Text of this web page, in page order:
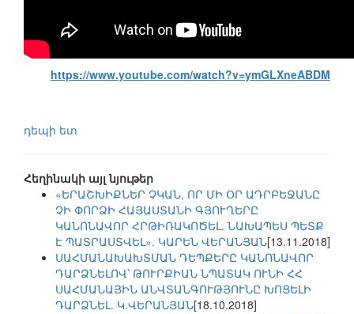
https://www.youtube.com/watch?v=ymGLXneABDM
դեպի ետ
Հեղինակի այլ նյութեր
«ԵՐԱՇԽԻՔՆԵՐ ՉԿԱՆ, ՈՐ ՄԻ ՕՐ ԱԴՐԲԵՋԱՆԸ
ՉԻ ՓՈՐՁԻ ՀԱՅԱՍՏԱՆԻ ԳՅՈՒՂԵՐԸ
ԿԱՆՈՆԱՎՈՐ ՀՐԹԻՌԱԿՈԾԵԼ. ՆԱԽԱՊԵՍ ՊԵՏՔ
Է ՊԱՏՐԱՍՏՎԵԼ». ԿԱՐԵՆ ՎԵՐԱՆՅԱՆ[13.11.2018]
ՍԱՀՄԱՆԱԽԱԽՏՄԱՆ ԴԵՊՔԵՐԸ ԿԱՆՈՆԱՎՈՐ
ԴԱՐՁՆԵԼՈՎ՝ ԹՈՒՐՔԻԱՆ ՆՊԱՏԱԿ ՈՒՆԻ ՀՀ
ՍԱՀՄԱՆԱՅԻՆ ԱՆՎՏԱՆԳՈՒԹՅՈՒՆԸ ԽՈՑԵԼԻ
ԴԱՐՁՆԵԼ. Կ.ՎԵՐԱՆՅԱՆ[18.10.2018]